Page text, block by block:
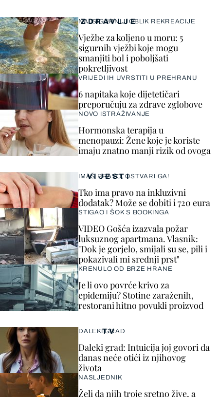
VIJESTI
IMAŠ PRAVO, OSTVARI GA!
Tko ima pravo na inkluzivni
dodatak? Može se dobiti i 720 eura
STIGAO I ŠOK S BOOKINGA
VIDEO Gošća izazvala požar
luksuznog apartmana. Vlasnik:
"Dok je gorjelo, smijali su se, pili i
pokazivali mi srednji prst"
KRENULO OD BRZE HRANE
Je li ovo povrće krivo za
epidemiju? Stotine zaraženih,
restorani hitno povukli proizvod
ZDRAVLJE
NAJSIGURNIJI OBLIK REKREACIJE
Vježbe za koljeno u moru: 5
sigurnih vježbi koje mogu
smanjiti bol i poboljšati
pokretljivost
VRIJEDI IH UVRSTITI U PREHRANU
6 napitaka koje dijetetičari
preporučuju za zdrave zglobove
NOVO ISTRAŽIVANJE
Hormonska terapija u
menopauzi: Žene koje je koriste
imaju znatno manji rizik od ovoga
TV
DALEKI GRAD
Daleki grad: Intuicija joj govori da
danas neće otići iz njihovog
života
NASLJEDNIK
Želi da njih troje sretno žive, a